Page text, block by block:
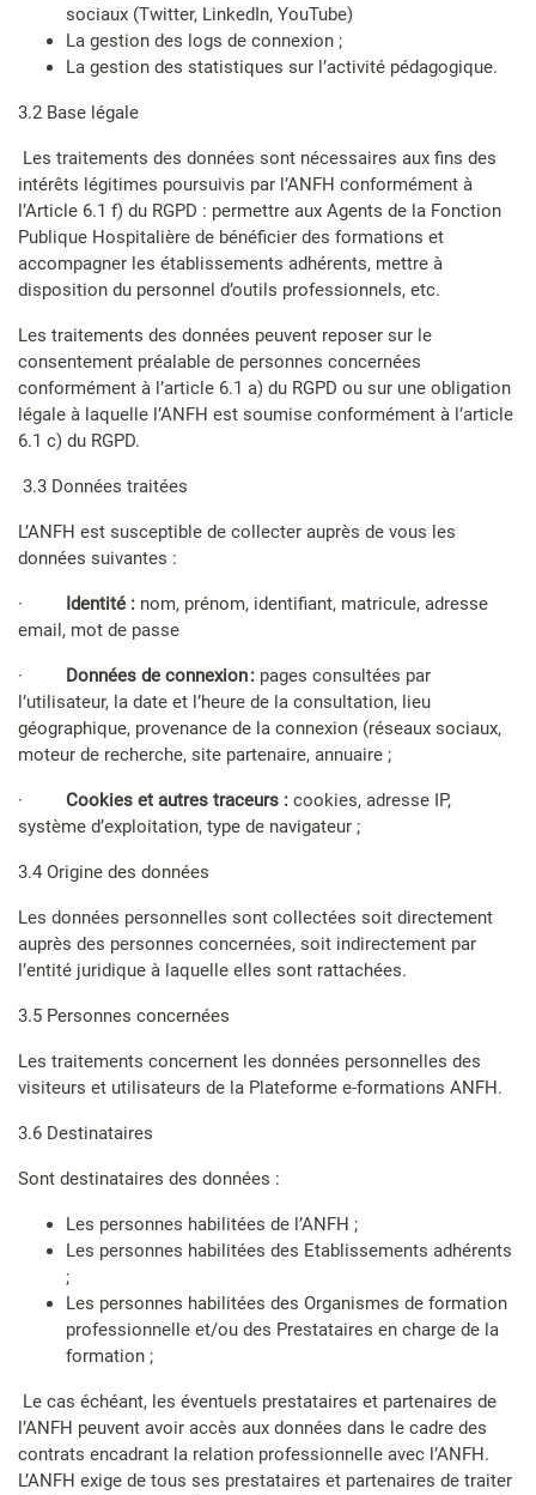
sociaux (Twitter, LinkedIn, YouTube)
La gestion des logs de connexion ;
La gestion des statistiques sur l’activité pédagogique.
3.2 Base légale
Les traitements des données sont nécessaires aux fins des
intérêts légitimes poursuivis par l’ANFH conformément à
l’Article 6.1 f) du RGPD : permettre aux Agents de la Fonction
Publique Hospitalière de bénéficier des formations et
accompagner les établissements adhérents, mettre à
disposition du personnel d’outils professionnels, etc.
Les traitements des données peuvent reposer sur le
consentement préalable de personnes concernées
conformément à l’article 6.1 a) du RGPD ou sur une obligation
légale à laquelle l’ANFH est soumise conformément à l’article
6.1 c) du RGPD.
3.3 Données traitées
L’ANFH est susceptible de collecter auprès de vous les
données suivantes :
· Identité : nom, prénom, identifiant, matricule, adresse
email, mot de passe
· Données de connexion : pages consultées par
l’utilisateur, la date et l’heure de la consultation, lieu
géographique, provenance de la connexion (réseaux sociaux,
moteur de recherche, site partenaire, annuaire ;
· Cookies et autres traceurs : cookies, adresse IP,
système d’exploitation, type de navigateur ;
3.4 Origine des données
Les données personnelles sont collectées soit directement
auprès des personnes concernées, soit indirectement par
l’entité juridique à laquelle elles sont rattachées.
3.5 Personnes concernées
Les traitements concernent les données personnelles des
visiteurs et utilisateurs de la Plateforme e-formations ANFH.
3.6 Destinataires
Sont destinataires des données :
Les personnes habilitées de l’ANFH ;
Les personnes habilitées des Etablissements adhérents
;
Les personnes habilitées des Organismes de formation
professionnelle et/ou des Prestataires en charge de la
formation ;
Le cas échéant, les éventuels prestataires et partenaires de
l’ANFH peuvent avoir accès aux données dans le cadre des
contrats encadrant la relation professionnelle avec l’ANFH.
L’ANFH exige de tous ses prestataires et partenaires de traiter